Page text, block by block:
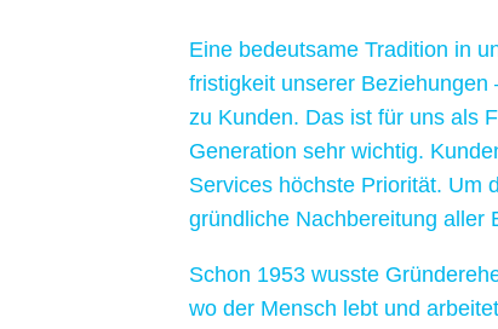
Eine bedeutsame Tradition in
fristig­keit unserer
zu Kunden. Das ist für uns als
Generation sehr wichtig.
Services höchste Priorität. Um
gründ­liche Nach­bereitung aller
Schon 1953 wusste
wo der Mensch lebt und